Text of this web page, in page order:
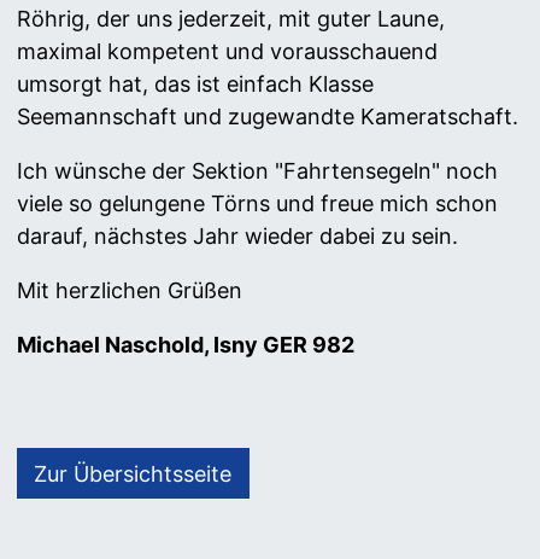
Röhrig, der uns jederzeit, mit guter Laune,
maximal kompetent und vorausschauend
umsorgt hat, das ist einfach Klasse
Seemannschaft und zugewandte Kameratschaft.
Ich wünsche der Sektion "Fahrtensegeln" noch
viele so gelungene Törns und freue mich schon
darauf, nächstes Jahr wieder dabei zu sein.
Mit herzlichen Grüßen
Michael Naschold, Isny GER 982
Zur Übersichtsseite